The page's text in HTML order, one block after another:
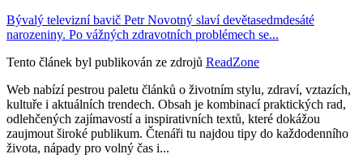
Bývalý televizní bavič Petr Novotný slaví devětasedmdesáté
narozeniny. Po vážných zdravotních problémech se...
Tento článek byl publikován ze zdrojů ReadZone
Web nabízí pestrou paletu článků o životním stylu, zdraví, vztazích,
kultuře i aktuálních trendech. Obsah je kombinací praktických rad,
odlehčených zajímavostí a inspirativních textů, které dokážou
zaujmout široké publikum. Čtenáři tu najdou tipy do každodenního
života, nápady pro volný čas i...